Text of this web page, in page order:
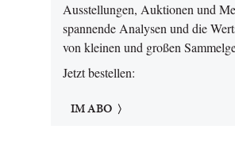
Ausstellungen, Auktionen und
spannende Analysen und die
von kleinen und großen
Jetzt bestellen:
IM ABO